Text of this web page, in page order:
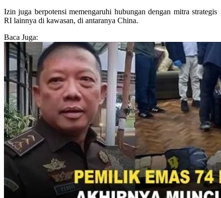
Izin juga berpotensi memengaruhi hubungan dengan mitra strategis
RI lainnya di kawasan, di antaranya China.
Baca Juga: